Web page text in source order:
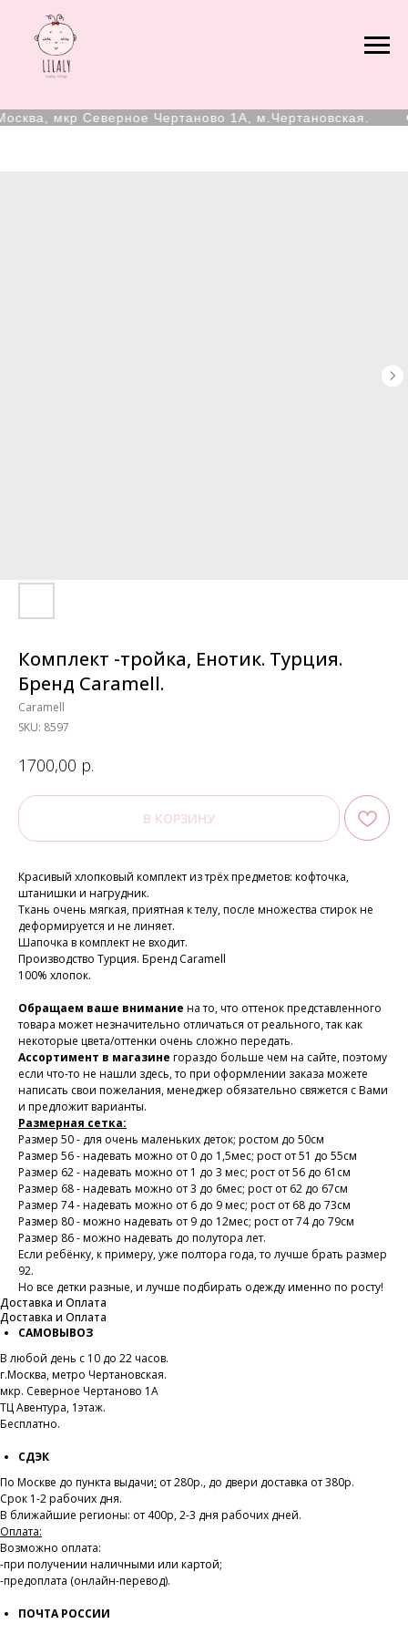
мкр Северное Чертаново 1А, м.Чертановская.
Комплект -тройка, Енотик. Турция.
Бренд Caramell.
Caramell
SKU: 8597
1700,00 р.
В КОРЗИНУ
Красивый хлопковый комплект из трёх предметов: кофточка,
штанишки и нагрудник.
Ткань очень мягкая, приятная к телу, после множества стирок не
деформируется и не линяет.
Шапочка в комплект не входит.
Производство Турция. Бренд Caramell
100% хлопок.
Обращаем ваше внимание на то, что оттенок представленного
товара может незначительно отличаться от реального, так как
некоторые цвета/оттенки очень сложно передать.
Ассортимент в магазине гораздо больше чем на сайте, поэтому
если что-то не нашли здесь, то при оформлении заказа можете
написать свои пожелания, менеджер обязательно свяжется с Вами
и предложит варианты.
Размерная сетка:
Размер 50 - для очень маленьких деток; ростом до 50см
Размер 56 - надевать можно от 0 до 1,5мес; рост от 51 до 55см
Размер 62 - надевать можно от 1 до 3 мес; рост от 56 до 61см
Размер 68 - надевать можно от 3 до 6мес; рост от 62 до 67см
Размер 74 - надевать можно от 6 до 9 мес; рост от 68 до 73см
Размер 80 - можно надевать от 9 до 12мес; рост от 74 до 79см
Размер 86 - можно надевать до полутора лет.
Если ребёнку, к примеру, уже полтора года, то лучше брать размер
92.
Но все детки разные, и лучше подбирать одежду именно по росту!
Доставка и Оплата
Доставка и Оплата
САМОВЫВОЗ
В любой день с 10 до 22 часов.
г.Москва, метро Чертановская.
мкр. Северное Чертаново 1А
ТЦ Авентура, 1этаж.
Бесплатно.
СДЭК
По Москве до пункта выдачи: от 280р., до двери доставка от 380р.
Срок 1-2 рабочих дня.
В ближайшие регионы: от 400р, 2-3 дня рабочих дней.
Оплата:
Возможно оплата:
-при получении наличными или картой;
-предоплата (онлайн-перевод).
ПОЧТА РОССИИ